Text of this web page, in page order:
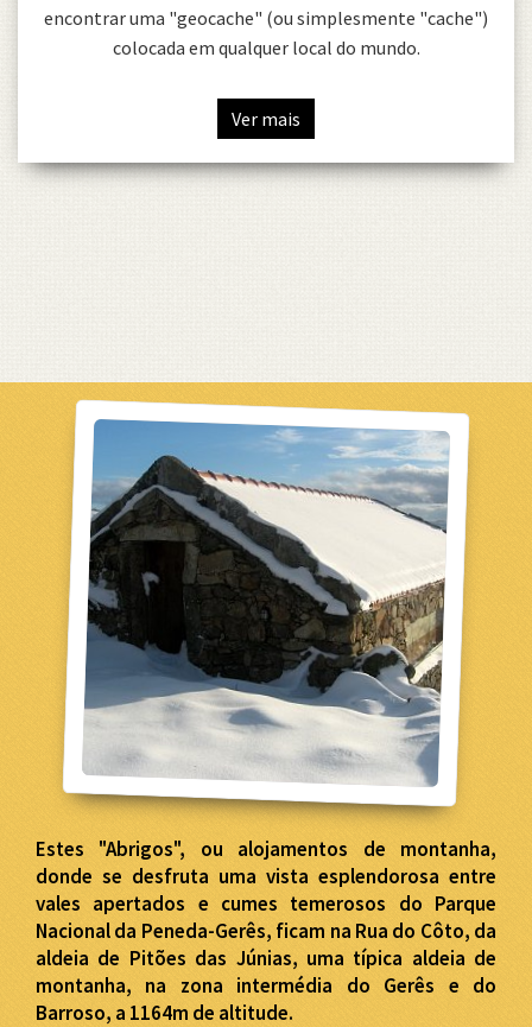
encontrar uma "geocache" (ou simplesmente "cache")
colocada em qualquer local do mundo.
Ver mais
Estes "Abrigos", ou alojamentos de montanha,
donde se desfruta uma vista esplendorosa entre
vales apertados e cumes temerosos do Parque
Nacional da Peneda-Gerês, ficam na Rua do Côto, da
aldeia de Pitões das Júnias, uma típica aldeia de
montanha, na zona intermédia do Gerês e do
Barroso, a 1164m de altitude.